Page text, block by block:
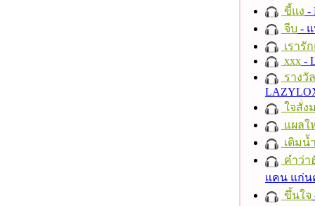
ขี้แง -
จีบ -
เรารั
xxx -
รางวั
ใจสั่ง
แผลใ
เติมน้
คำว่า
แคน แก่
ขึ้นใจ